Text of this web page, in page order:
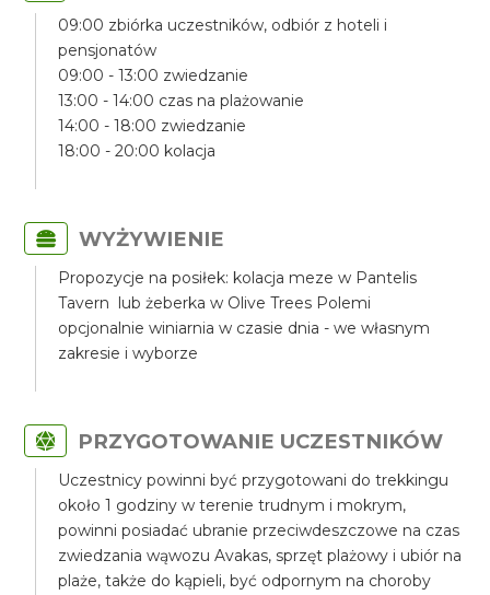
09:00 zbiórka uczestników, odbiór z hoteli i
pensjonatów
09:00 - 13:00 zwiedzanie
13:00 - 14:00 czas na plażowanie
14:00 - 18:00 zwiedzanie
18:00 - 20:00 kolacja
WYŻYWIENIE
Propozycje na posiłek: kolacja meze w Pantelis
Tavern lub żeberka w Olive Trees Polemi
opcjonalnie winiarnia w czasie dnia - we własnym
zakresie i wyborze
PRZYGOTOWANIE UCZESTNIKÓW
Uczestnicy powinni być przygotowani do trekkingu
około 1 godziny w terenie trudnym i mokrym,
powinni posiadać ubranie przeciwdeszczowe na czas
zwiedzania wąwozu Avakas, sprzęt plażowy i ubiór na
plaże, także do kąpieli, być odpornym na choroby